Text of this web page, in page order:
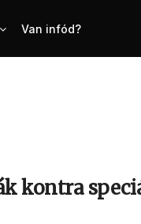
Van infód?
kontra